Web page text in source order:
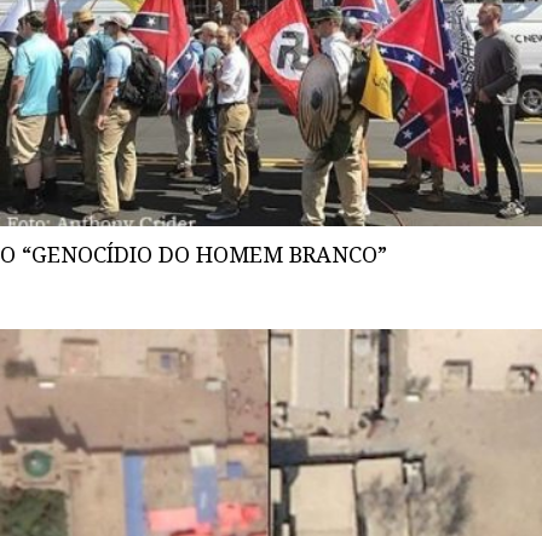
O “GENOCÍDIO DO HOMEM BRANCO”